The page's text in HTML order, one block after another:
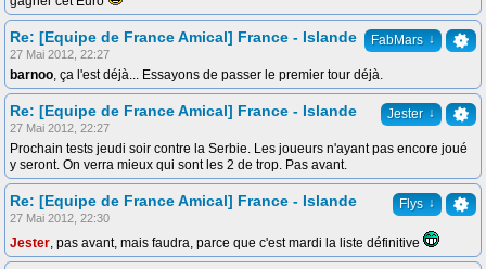
FabMars ↓
Re: [Equipe de France Amical] France - Islande
27 Mai 2012, 22:27
barnoo, ça l'est déjà... Essayons de passer le premier tour déjà.
Jester ↓
Re: [Equipe de France Amical] France - Islande
27 Mai 2012, 22:27
Prochain tests jeudi soir contre la Serbie. Les joueurs n'ayant pas encore joué
y seront. On verra mieux qui sont les 2 de trop. Pas avant.
Flys ↓
Re: [Equipe de France Amical] France - Islande
27 Mai 2012, 22:30
Jester, pas avant, mais faudra, parce que c'est mardi la liste définitive